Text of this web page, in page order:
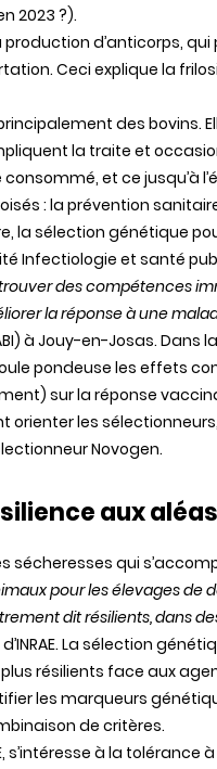
2023 ?).
d’anticorps,
Ceci explique la
des bovins.
la traite et
et ce jusqu’à
: la prévention
la sélection génétique
Infectiologie et santé
trouver des compétences
la réponse à une
à Jouy-en-Josas.
pondeuse les effets
sur la réponse
les
Novogen.
aux aléas
qui
pour les élevages
dit résilients, dans
La sélection
résilients face aux
les marqueurs
de critères.
s’intéresse à la